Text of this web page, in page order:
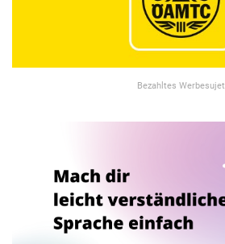
Bezahltes Werbesujet